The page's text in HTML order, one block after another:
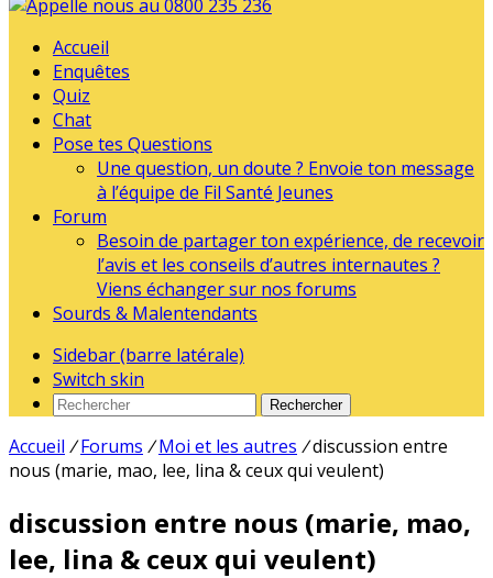
Accueil
Enquêtes
Quiz
Chat
Pose tes Questions
Une question, un doute ? Envoie ton message
à l’équipe de Fil Santé Jeunes
Forum
Besoin de partager ton expérience, de recevoir
l’avis et les conseils d’autres internautes ?
Viens échanger sur nos forums
Sourds & Malentendants
Sidebar (barre latérale)
Switch skin
Rechercher
Accueil / Forums / Moi et les autres /discussion entre
nous (marie, mao, lee, lina & ceux qui veulent)
discussion entre nous (marie, mao,
lee, lina & ceux qui veulent)